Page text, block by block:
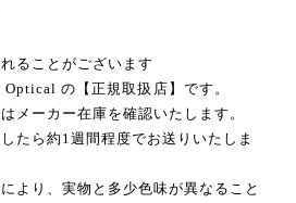
ることがございます
の【正規取扱店】です。
メーカー在庫を確認いたします。
たら約1週間程度でお送りいたしま
より、実物と多少色味が異なること